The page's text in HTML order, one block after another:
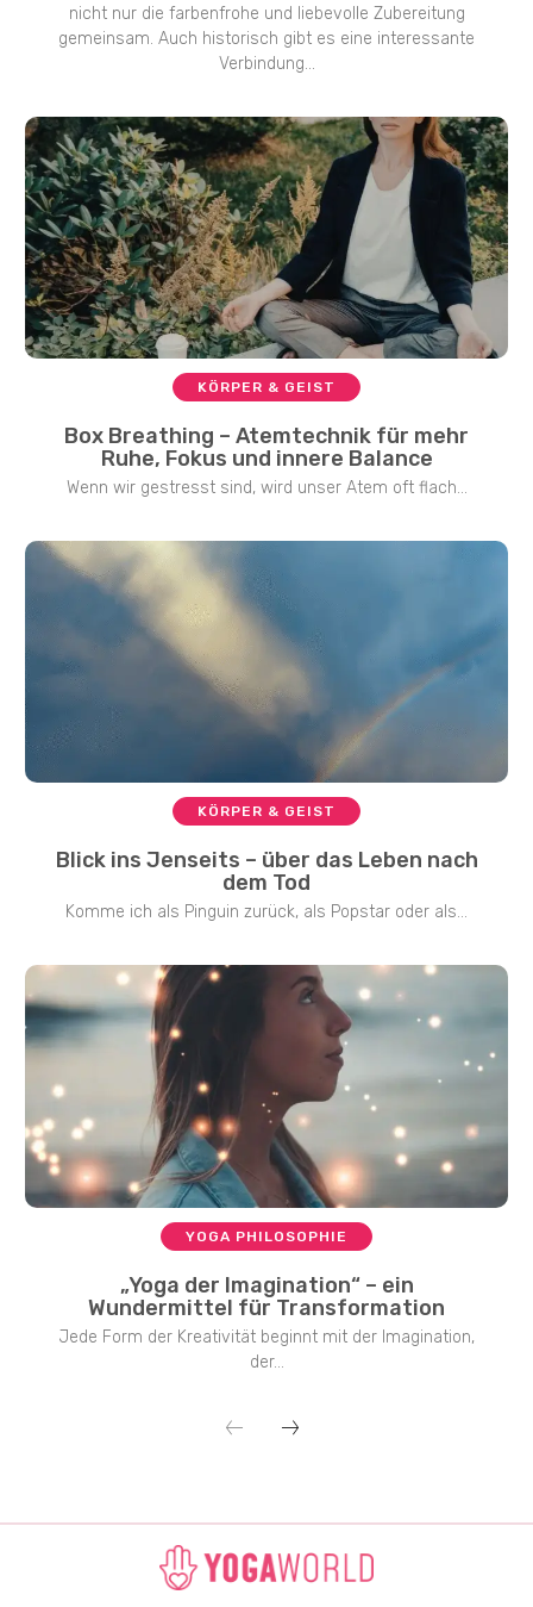
nicht nur die farbenfrohe und liebevolle Zubereitung
gemeinsam. Auch historisch gibt es eine interessante
Verbindung...
KÖRPER & GEIST
Box Breathing – Atemtechnik für mehr
Ruhe, Fokus und innere Balance
Wenn wir gestresst sind, wird unser Atem oft flach...
KÖRPER & GEIST
Blick ins Jenseits – über das Leben nach
dem Tod
Komme ich als Pinguin zurück, als Popstar oder als...
YOGA PHILOSOPHIE
„Yoga der Imagination“ – ein
Wundermittel für Transformation
Jede Form der Kreativität beginnt mit der Imagination,
der...